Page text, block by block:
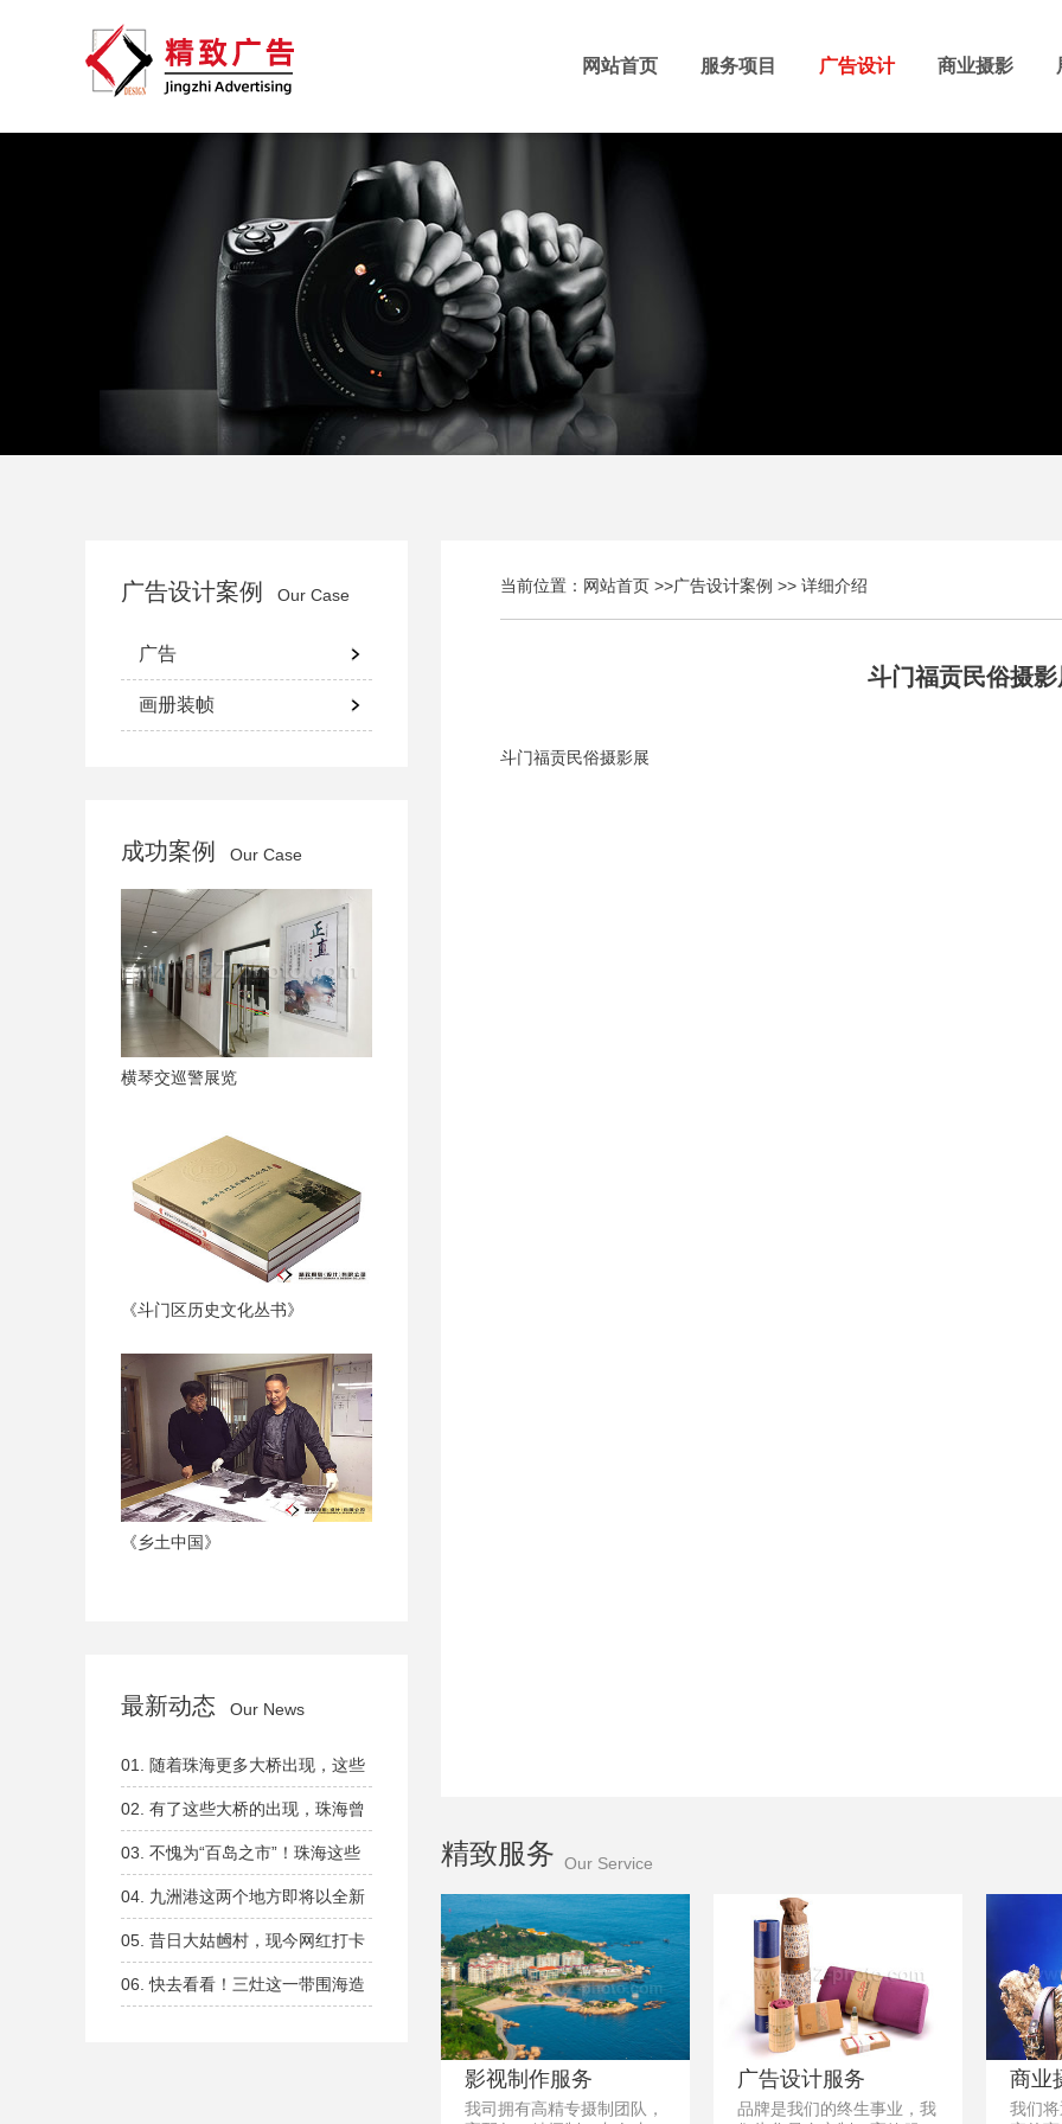
网站首页 服务项目 广告设计 商业摄影
广告设计案例 Our Case
广告
画册装帧
成功案例 Our Case
横琴交巡警展览
《斗门区历史文化丛书》
《乡土中国》
最新动态 Our News
01. 随着珠海更多大桥出现，这些
渡口正逐渐退出历史舞台......
02. 有了这些大桥的出现，珠海曾
因水系繁杂而交通不便的历史彻底
改变！
03. 不愧为“百岛之市”！珠海这些
海岛，你都去过吗？
04. 九洲港这两个地方即将以全新
面貌出现！
05. 昔日大姑乸村，现今网红打卡
胜地！
06.快去看看！三灶这一带围海造
当前位置： 网站首页 >>广告设计案例 >> 详细介绍
斗门福贡民俗摄影
斗门福贡民俗摄影展
精致服务 Our Service
影视制作服务
我司拥有高精专摄制团队，
广告设计服务
品牌是我们的终生事业，我
商业
我们